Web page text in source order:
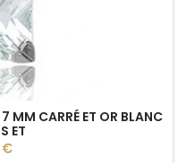
MM CARRÉ ET OR BLANC
ET
€